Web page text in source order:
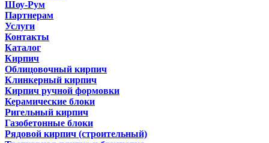
Шоу-Рум
Партнерам
Услуги
Контакты
Каталог
Кирпич
Облицовочный кирпич
Клинкерный кирпич
Кирпич ручной формовки
Керамические блоки
Ригельный кирпич
Газобетонные блоки
Рядовой кирпич (строительный)